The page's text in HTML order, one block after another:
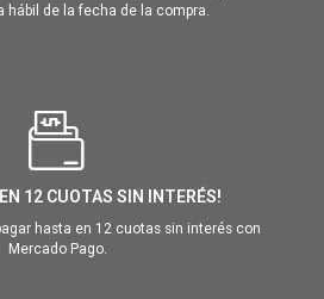
hábil de la fecha de la compra.
12 CUOTAS SIN INTERÉS!
hasta en 12 cuotas sin interés con
Mercado Pago.